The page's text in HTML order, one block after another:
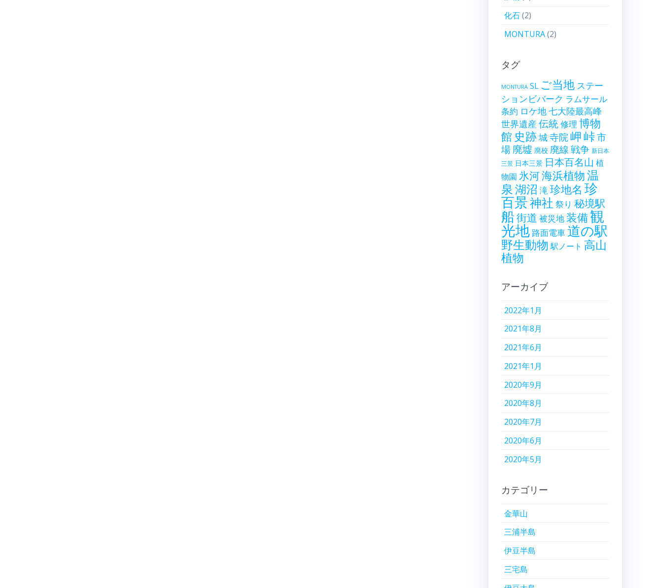
化石(2)
MONTURA(2)
タグ
MONTURA SL ご当地 ステー
ションビバーク ラムサール
条約 ロケ地七大陸最高峰
世界遺産 伝統修理 博物
館 史跡城寺院岬峠市
場 廃墟 廃校 廃線戦争 新日本
三景 日本三景 日本百名山 植
物園 氷河海浜植物温
泉湖沼 滝珍地名 珍
百景神社 祭り 秘境駅
船街道 被災地装備観
光地 路面電車道の駅
野生動物 駅ノート 高山
植物
アーカイブ
2022年1月
2021年8月
2021年6月
2021年1月
2020年9月
2020年8月
2020年7月
2020年6月
2020年5月
カテゴリー
金華山
三浦半島
伊豆半島
三宅島